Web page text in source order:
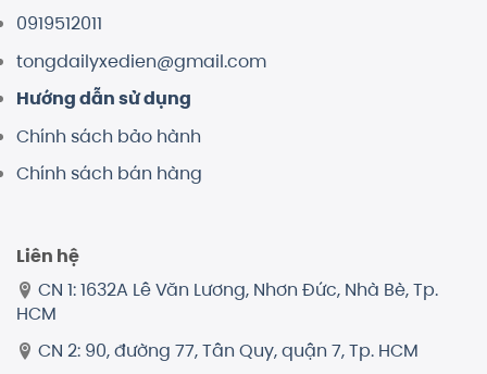
0919512011
tongdailyxedien@gmail.com
Hướng dẫn sử dụng
Chính sách bảo hành
Chính sách bán hàng
Liên hệ
CN 1: 1632A Lê Văn Lương, Nhơn Đức, Nhà Bè, Tp.
HCM
CN 2: 90, đường 77, Tân Quy, quận 7, Tp. HCM